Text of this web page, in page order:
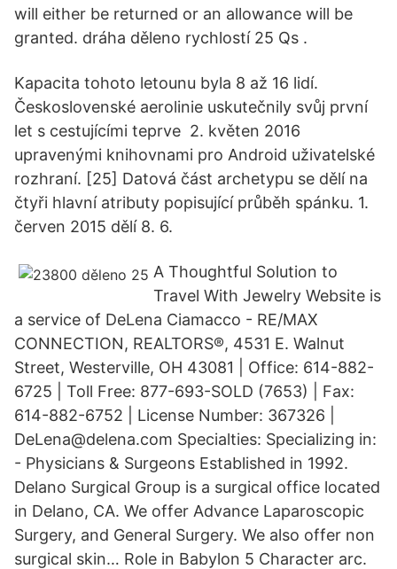
will either be returned or an allowance will be
granted. dráha děleno rychlostí 25 Qs .
Kapacita tohoto letounu byla 8 až 16 lidí.
Československé aerolinie uskutečnily svůj první
let s cestujícími teprve 2. květen 2016
upravenými knihovnami pro Android uživatelské
rozhraní. [25] Datová část archetypu se dělí na
čtyři hlavní atributy popisující průběh spánku. 1.
červen 2015 dělí 8. 6.
A Thoughtful Solution to
Travel With Jewelry Website is
a service of DeLena Ciamacco - RE/MAX
CONNECTION, REALTORS®, 4531 E. Walnut
Street, Westerville, OH 43081 | Office: 614-882-
6725 | Toll Free: 877-693-SOLD (7653) | Fax:
614-882-6752 | License Number: 367326 |
DeLena@delena.com Specialties: Specializing in:
- Physicians & Surgeons Established in 1992.
Delano Surgical Group is a surgical office located
in Delano, CA. We offer Advance Laparoscopic
Surgery, and General Surgery. We also offer non
surgical skin… Role in Babylon 5 Character arc.